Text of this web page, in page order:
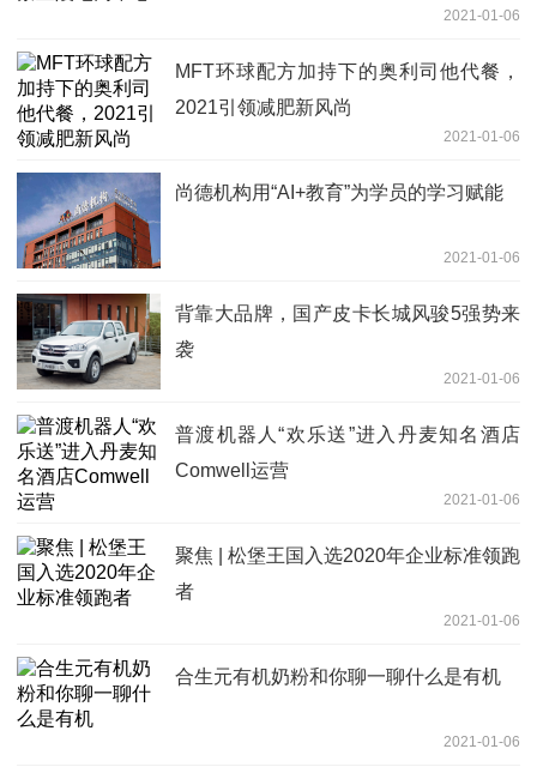
2021-01-06
MFT环球配方加持下的奥利司他代餐，
2021引领减肥新风尚
2021-01-06
尚德机构用“AI+教育”为学员的学习赋能
2021-01-06
背靠大品牌，国产皮卡长城风骏5强势来
袭
2021-01-06
普渡机器人“欢乐送”进入丹麦知名酒店
Comwell运营
2021-01-06
聚焦 | 松堡王国入选2020年企业标准领跑
者
2021-01-06
合生元有机奶粉和你聊一聊什么是有机
2021-01-06